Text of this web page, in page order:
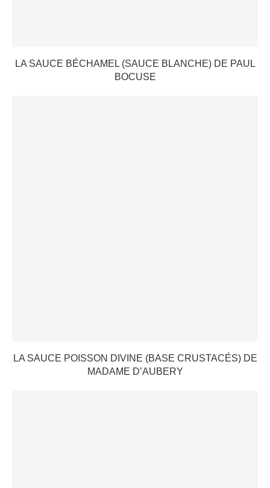
LA SAUCE BÉCHAMEL (SAUCE BLANCHE) DE PAUL
BOCUSE
LA SAUCE POISSON DIVINE (BASE CRUSTACÉS) DE
MADAME D’AUBERY